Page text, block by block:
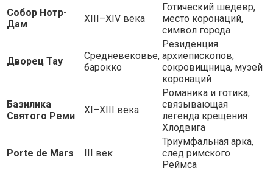
Собор Нотр-
Дам
XIII–XIV века
Готический шедевр,
место коронаций,
символ города
Дворец Тау
Средневековье,
барокко
Резиденция
архиепископов,
сокровищница, музей
коронаций
Базилика
Святого Реми
XI–XIII века
Романика и готика,
связывающая
легенда крещения
Хлодвига
Porte de Mars III век
Триумфальная арка,
след римского
Реймса